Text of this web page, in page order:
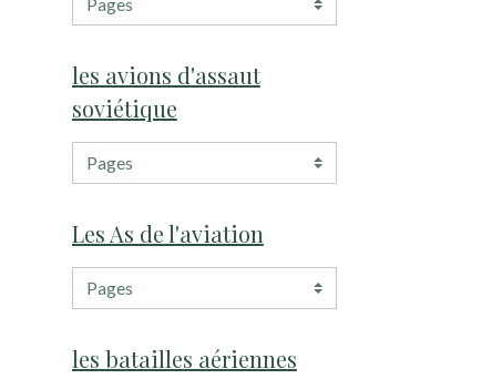
les avions d'assaut
soviétique
Les As de l'aviation
les batailles aériennes